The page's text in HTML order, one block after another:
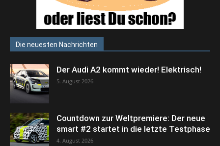
Die neuesten Nachrichten
Der Audi A2 kommt wieder! Elektrisch!
5. August 2026
Countdown zur Weltpremiere: Der neue
smart #2 startet in die letzte Testphase
4. August 2026